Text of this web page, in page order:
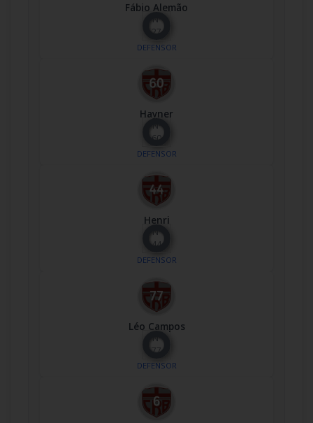
Fábio Alemão
Nº
27
DEFENSOR
Hayner
Nº
60
DEFENSOR
Henri
Nº
44
DEFENSOR
Léo Campos
Nº
77
DEFENSOR